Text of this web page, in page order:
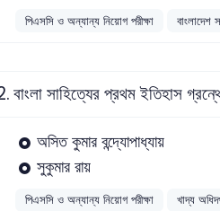
পিএসসি ও অন্যান্য নিয়োগ পরীক্ষা
বাংলা সাহিত্যের প্রথম ইতিহাস
অসিত কুমার বন্দ্যোপাধ্যায়
সুকুমার রায়
পিএসসি ও অন্যান্য নিয়োগ পরীক্ষা খাদ্য